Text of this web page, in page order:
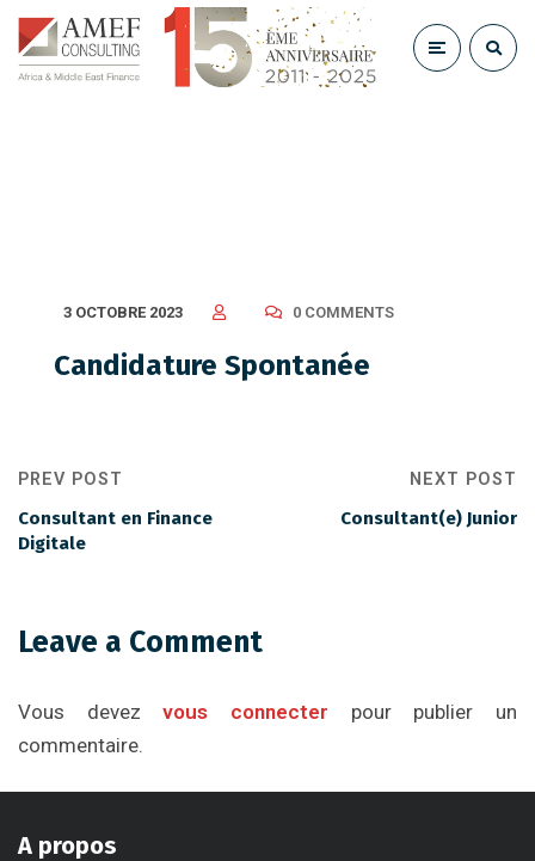
3 OCTOBRE 2023 0 COMMENTS
Candidature Spontanée
PREV POST
Consultant en Finance
Digitale
NEXT POST
Consultant(e) Junior
Leave a Comment
Vous devezvous connecter pour publier un
commentaire.
A propos